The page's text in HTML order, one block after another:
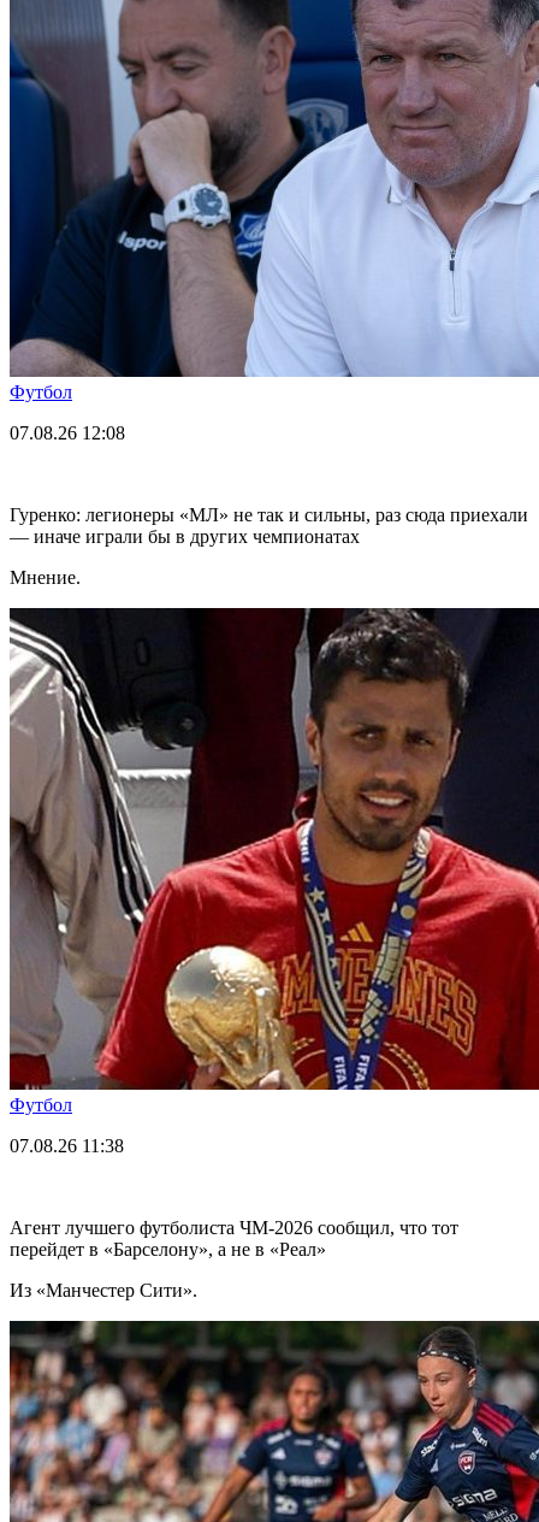
Футбол
07.08.26 12:08
Гуренко: легионеры «МЛ» не так и сильны, раз сюда приехали
— иначе играли бы в других чемпионатах
Мнение.
Футбол
07.08.26 11:38
Агент лучшего футболиста ЧМ-2026 cообщил, что тот
перейдет в «Барселону», а не в «Реал»
Из «Манчестер Сити».